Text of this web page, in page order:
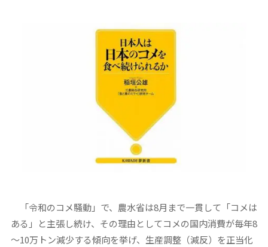
「令和のコメ騒動」で、農水省は8月まで一貫して「コメは
ある」と主張し続け、その理由としてコメの国内消費が毎年8
～10万トン減少する傾向を挙げ、生産調整（減反）を正当化